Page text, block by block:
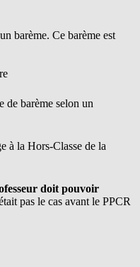
barème. Ce barème est
de barème selon un
à la Hors-Classe de la
doit pouvoir
pas le cas avant le PPCR